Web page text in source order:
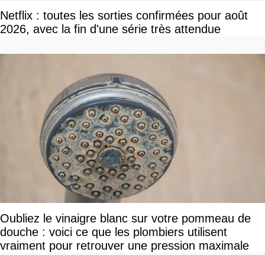
Netflix : toutes les sorties confirmées pour août
2026, avec la fin d'une série très attendue
Oubliez le vinaigre blanc sur votre pommeau de
douche : voici ce que les plombiers utilisent
vraiment pour retrouver une pression maximale